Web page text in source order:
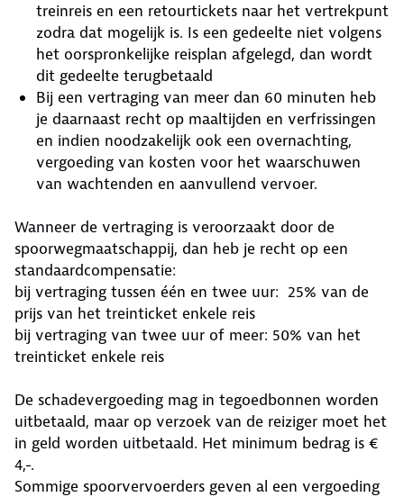
treinreis en een retourtickets naar het vertrekpunt
zodra dat mogelijk is. Is een gedeelte niet volgens
het oorspronkelijke reisplan afgelegd, dan wordt
dit gedeelte terugbetaald
Bij een vertraging van meer dan 60 minuten heb
je daarnaast recht op maaltijden en verfrissingen
en indien noodzakelijk ook een overnachting,
vergoeding van kosten voor het waarschuwen
van wachtenden en aanvullend vervoer.
Wanneer de vertraging is veroorzaakt door de
spoorwegmaatschappij, dan heb je recht op een
standaardcompensatie:
bij vertraging tussen één en twee uur: 25% van de
prijs van het treinticket enkele reis
bij vertraging van twee uur of meer: 50% van het
treinticket enkele reis
De schadevergoeding mag in tegoedbonnen worden
uitbetaald, maar op verzoek van de reiziger moet het
in geld worden uitbetaald. Het minimum bedrag is €
4,-.
Sommige spoorvervoerders geven al een vergoeding